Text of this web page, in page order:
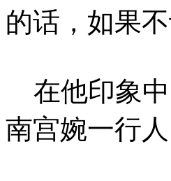
的话，如果
在他印象中
南宫婉一行人